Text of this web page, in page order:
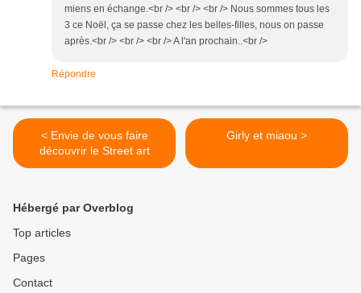
miens en échange.<br /> <br /> <br /> Nous sommes tous les
3 ce Noël, ça se passe chez les belles-filles, nous on passe
après.<br /> <br /> <br /> A l'an prochain..<br />
Répondre
< Envie de vous faire
découvrir le Street art
Girly et miaou >
Hébergé par Overblog
Top articles
Pages
Contact